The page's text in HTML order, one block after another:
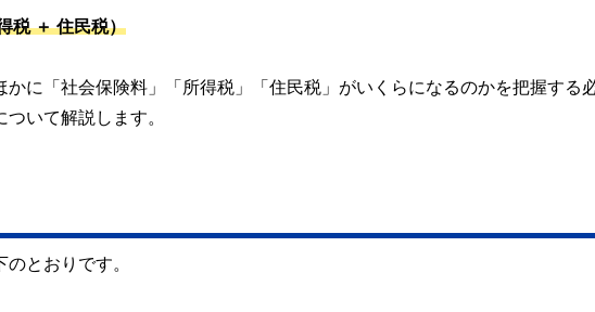
税 ＋ 住民税）
に「社会保険料」「所得税」「住民税」がいくらになるのかを把握する
いて解説します。
とおりです。